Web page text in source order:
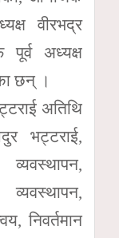
वीरभद्र
पूर्व अध्यक्ष
छन् ।
अतिथि
भट्टराई,
निवर्तमान